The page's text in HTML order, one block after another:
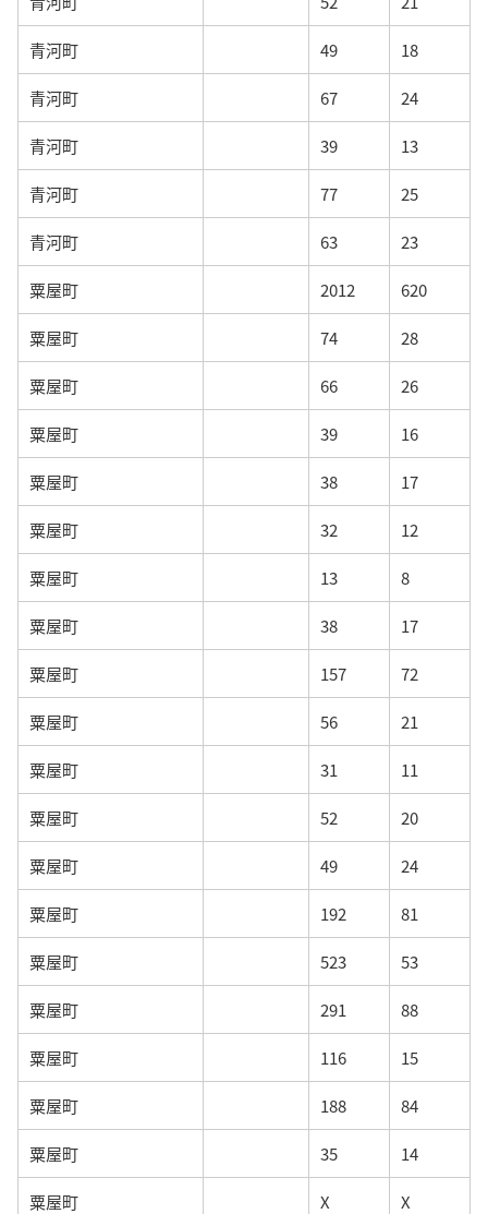
青河町 49 18
青河町 67 24
青河町 39 13
青河町 77 25
青河町 63 23
粟屋町 2012 620
粟屋町 74 28
粟屋町 66 26
粟屋町 39 16
粟屋町 38 17
粟屋町 32 12
粟屋町 13 8
粟屋町 38 17
粟屋町 157 72
粟屋町 56 21
粟屋町 31 11
粟屋町 52 20
粟屋町 49 24
粟屋町 192 81
粟屋町 523 53
粟屋町 291 88
粟屋町 116 15
粟屋町 188 84
粟屋町 35 14
粟屋町 X X